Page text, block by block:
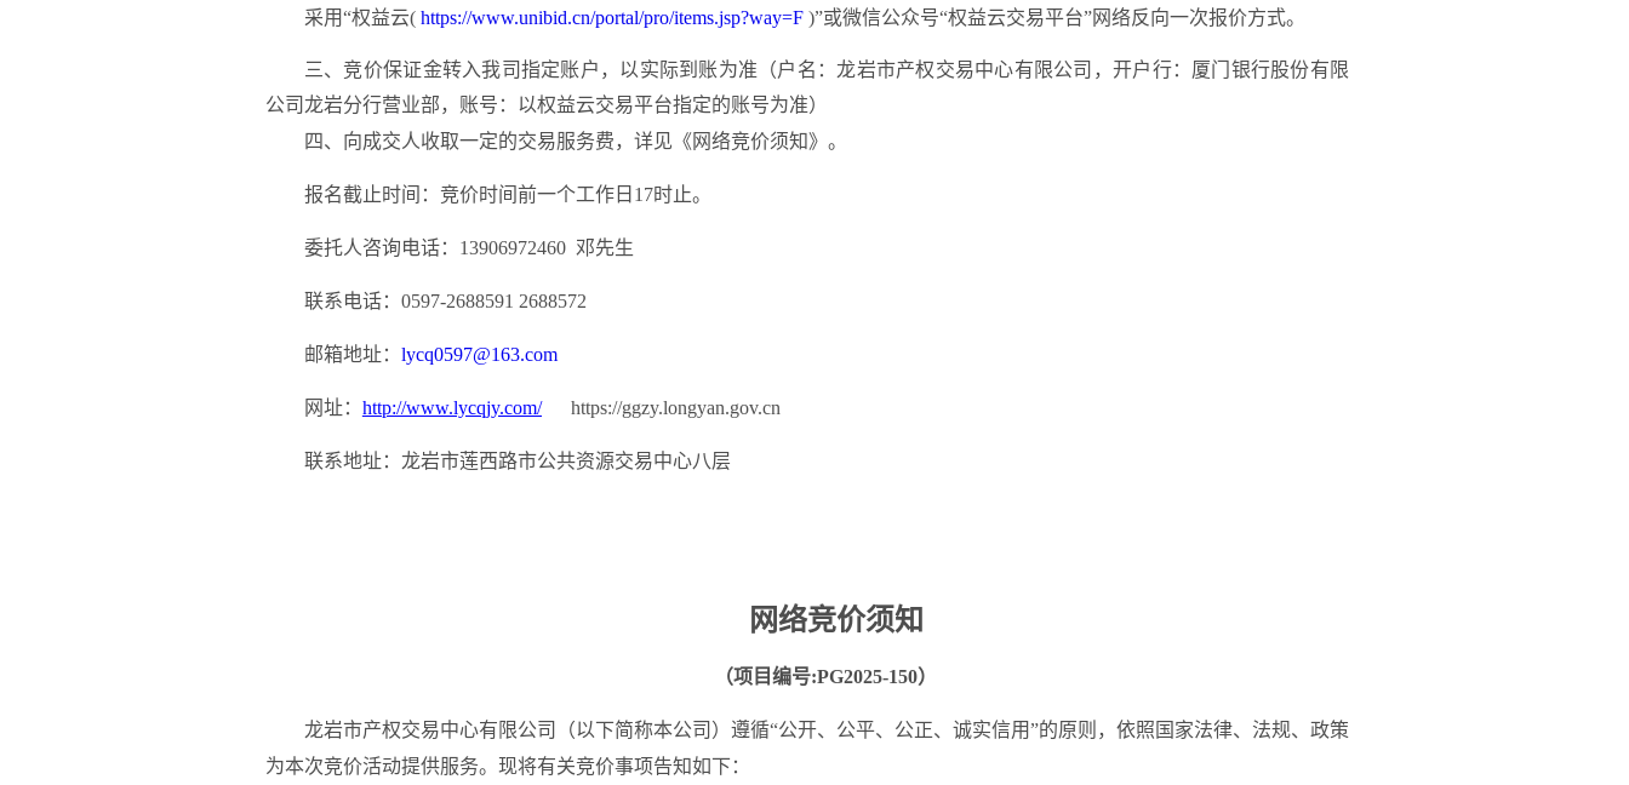
采用“权益云( https://www.unibid.cn/portal/pro/items.jsp?way=F )”或微信公众号“权益云交易平台”网络反向一次报价方式。
三、竞价保证金转入我司指定账户，以实际到账为准（户名：龙岩市产权交易中心有限公司，开户行：厦门银行股份有限
公司龙岩分行营业部，账号：以权益云交易平台指定的账号为准）
四、 向成交人收取一定的交易服务费，详见《网络竞价须知》。
报名截止时间：竞价时间前一个工作日 17时止。
委托人咨询电话： 13906972460 邓先生
联系电话： 0597-2688591 2688572
邮箱地址： lycq0597@163.com
网址： http://www.lycqjy.com/ https://ggzy.longyan.gov.cn
联系地址：龙岩市莲西路市公共资源交易中心八层
网络竞价须知
（项目编号:PG2025-150）
龙岩市产权交易中心有限公司（以下简称本公司）遵循“公开、公平、公正、诚实信用”的原则，依照国家法律、法规、政策
为本次竞价活动提供服务。现将有关竞价事项告知如下：